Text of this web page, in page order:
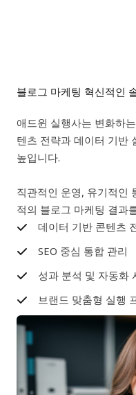
블로그 마케팅 혁신적인
애드윈 실행사는 변화하
텐츠 전략과 데이터 기반
높입니다.
직관적인 운영, 유기적인
적의 블로그 마케팅 결과
데이터 기반 콘텐츠
SEO 중심 통합 관리
성과 분석 및 자동화
브랜드 맞춤형 실행